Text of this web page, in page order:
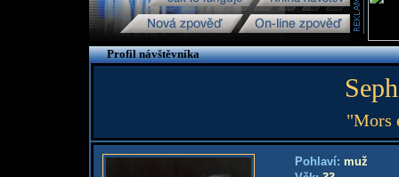
Profil návštěvníka
"Mors
Pohlaví: muž